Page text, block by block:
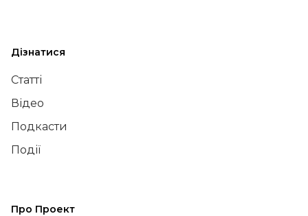
Дізнатися
Статті
Відео
Подкасти
Події
Про Проект